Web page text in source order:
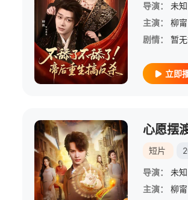
导演：
未知
主演：
柳甯
剧情：
暂
立即
心愿摆
短片
导演：
未知
主演：
柳甯